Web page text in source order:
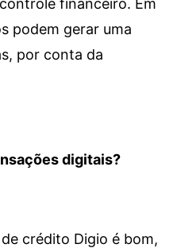
financeiro. Em
podem gerar uma
por conta da
digitais?
crédito Digio é bom,